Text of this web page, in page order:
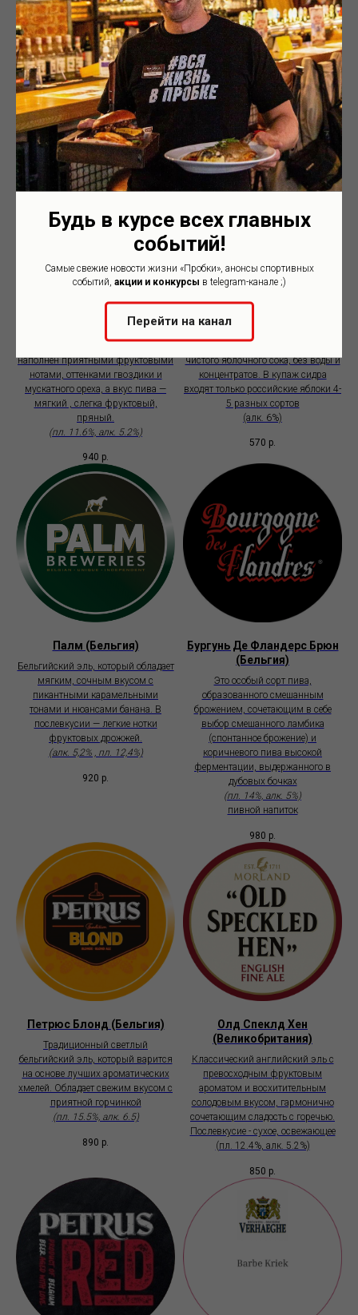
Будь в курсе всех главных
событий!
Самые свежие новости жизни «Пробки», анонсы спортивных
событий, акции и конкурсы в telegram-канале ;)
Перейти на канал
класса, сваренный традиционным
способом. Пивохарактеризуется
ярким, насыщенным вкусом и
выразительным ароматом
(пл. 12%, aлк. 5%)
780 р.
Обладает приятным и
сбалансированным вкусом с
оттенками хмеля и солода,
карамели и меда. Отлично
сочетается с холодными закусками
и жареным мясом.
(пл. 13%, алк. 5,2%)
780 р.
Высококачественный пшеничный
эль. Его свежий аромат пива
наполнен приятными фруктовыми
нотами, оттенками гвоздики и
мускатного ореха, а вкус пива —
мягкий , слегка фруктовый,
пряный.
(пл. 11.6%, алк. 5.2%)
940 р.
Натуральный сидр создается из
чистого яблочного сока, без воды и
концентратов. В купаж сидра
входят только российские яблоки 4-
5 разных сортов
(алк. 6%)
570 р.
Палм (Бельгия)
Бельгийский эль, который обладает
мягким, сочным вкусом с
пикантными карамельными
тонами и нюансами банана. В
послевкусии — легкие нотки
фруктовых дрожжей.
(алк. 5,2% , пл. 12,4%)
920 р.
Бургунь Де Фландерс Брюн
(Бельгия)
Это особый сорт пива,
образованного смешанным
брожением, сочетающим в себе
выбор смешанного ламбика
(спонтанное брожение) и
коричневого пива высокой
ферментации, выдержанного в
дубовых бочках
(пл. 14%, aлк. 5%)
пивной напиток
980 р.
Петрюс Блонд (Бельгия)
Традиционный светлый
бельгийский эль, который варится
на основе лучших ароматических
хмелей. Обладает свежим вкусом с
приятной горчинкой
(пл. 15.5%, алк. 6.5)
890 р.
Олд Спеклд Хен
(Великобритания)
Классический английский эль с
превосходным фруктовым
ароматом и восхитительным
солодовым вкусом, гармонично
сочетающим сладость с горечью.
Послевкусие - сухое, освежающее
(пл. 12.4%, алк. 5.2%)
850 р.